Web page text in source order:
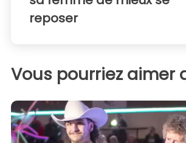
reposer
Vous pourriez aimer